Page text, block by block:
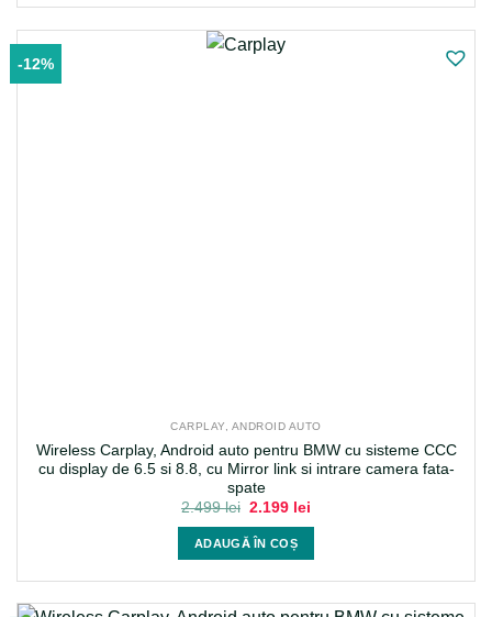
-12%
CARPLAY, ANDROID AUTO
Wireless Carplay, Android auto pentru BMW cu sisteme CCC
cu display de 6.5 si 8.8, cu Mirror link si intrare camera fata-
spate
2.499lei Prețul
a
fost:
2.499 lei.
2.199 lei
ADAUGĂ ÎN COȘ